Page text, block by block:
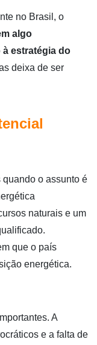
no Brasil, o
algo
estratégia do
deixa de ser
o assunto é
naturais e um
que o país
energética.
A
e a falta de